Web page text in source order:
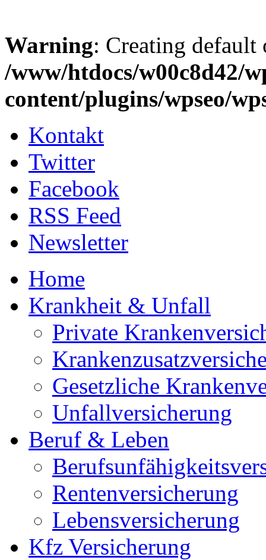
Warning: Creating
/www/htdocs/w00c8d42/
content/plugins/wpseo/
Kontakt
Twitter
Facebook
RSS Feed
Newsletter
Home
Krankheit & Unfall
Private
Gesetzliche
Unfallversicherung
Beruf & Leben
Rentenversicherung
Lebensversicherung
Kfz Versicherung